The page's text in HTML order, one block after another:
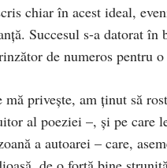
chiar în acest ideal,
Succesul s-a datorat
de numeros pentru o
mă priveşte, am ţinut să
al poeziei –, şi pe care
a autoarei – care,